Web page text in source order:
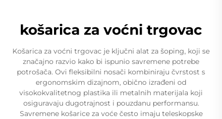
košarica za voćni trgovac
Košarica za voćni trgovac je ključni alat za šoping, koji se
značajno razvio kako bi ispunio savremene potrebe
potrošača. Ovi fleksibilni nosači kombiniraju čvrstost s
ergonomskim dizajnom, obično izrađeni od
visokokvalitetnog plastika ili metalnih materijala koji
osiguravaju dugotrajnost i pouzdanu performansu.
Savremene košarice za voće često imaju teleskopske